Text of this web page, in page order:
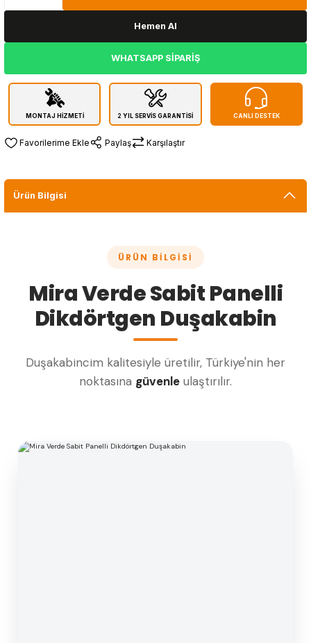
Hemen Al
WHATSAPP SİPARİŞ
MONTAJ HİZMETİ 2 YIL SERVİS GARANTİSİ CANLI DESTEK
Paylaş Karşılaştır
Ürün Bilgisi
ÜRÜN BILGISI
Mira Verde Sabit Panelli
Dikdörtgen Duşakabin
Duşakabincim kalitesiyle üretilir, Türkiye'nin her
noktasına güvenle ulaştırılır.